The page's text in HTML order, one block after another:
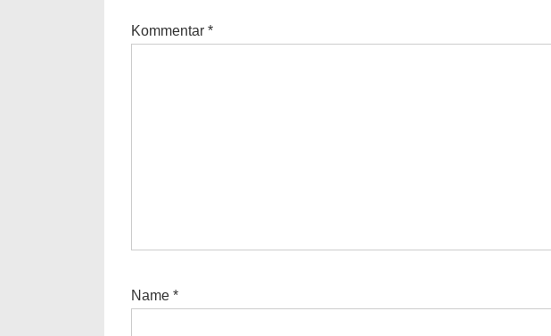
Kommentar *
Name *